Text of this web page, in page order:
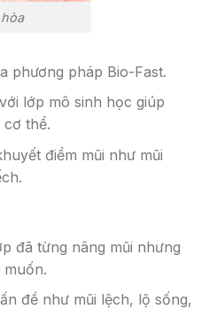
phương pháp Bio-Fast.
lớp mô sinh học giúp
thể.
điểm mũi như mũi
đã từng nâng mũi nhưng
đề như mũi lệch, lộ sống,